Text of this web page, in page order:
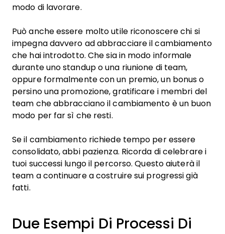
modo di lavorare.
Può anche essere molto utile riconoscere chi si
impegna davvero ad abbracciare il cambiamento
che hai introdotto. Che sia in modo informale
durante uno standup o una riunione di team,
oppure formalmente con un premio, un bonus o
persino una promozione, gratificare i membri del
team che abbracciano il cambiamento è un buon
modo per far sì che resti.
Se il cambiamento richiede tempo per essere
consolidato, abbi pazienza. Ricorda di celebrare i
tuoi successi lungo il percorso. Questo aiuterà il
team a continuare a costruire sui progressi già
fatti.
Due Esempi Di Processi Di